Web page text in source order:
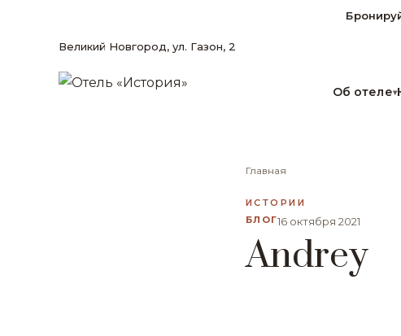
Великий Новгород, ул. Газон, 2
Об отеле▾
Главная
ИСТОРИИ
БЛОГ16 октября 2021
Andrey